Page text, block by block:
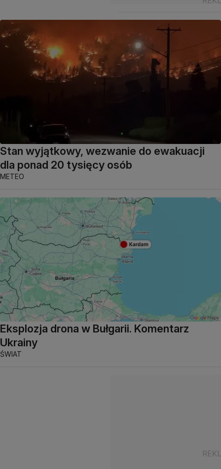
Stan wyjątkowy, wezwanie do ewakuacji
dla ponad 20 tysięcy osób
METEO
Eksplozja drona w Bułgarii. Komentarz
Ukrainy
ŚWIAT